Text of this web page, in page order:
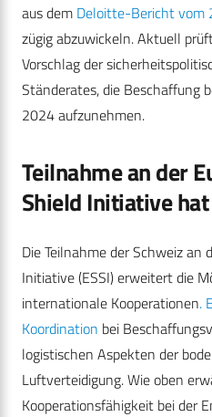
aus dem Deloitte-Bericht vom
zügig abzuwickeln. Aktuell
Vorschlag der
Ständerates, die Beschaffung
2024 aufzunehmen.
Teilnahme an der
Shield Initiative
Die Teilnahme der Schweiz an
Initiative (ESSI) erweitert die
internationale Kooperationen.
Koordination bei
logistischen Aspekten der
Luftverteidigung. Wie oben
Kooperationsfähigkeit bei der